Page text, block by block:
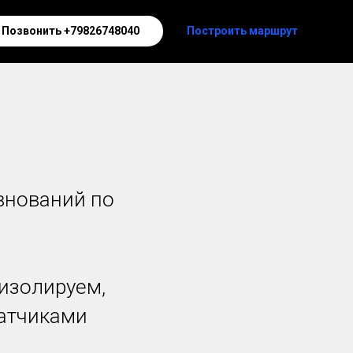
Позвонить +79826748040 Построить маршрут
по